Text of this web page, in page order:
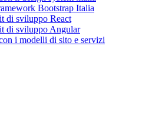
Bootstrap Italia
di sviluppo React
di sviluppo Angular
i modelli di sito e servizi